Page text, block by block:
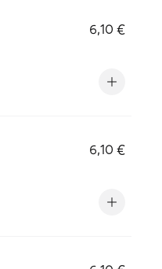
6,10 €
6,10 €